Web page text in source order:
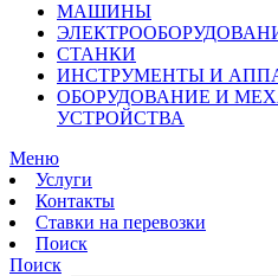
МАШИНЫ
СТАНКИ
ИНСТРУМЕНТЫ И
ОБОРУДОВАНИЕ И
УСТРОЙСТВА
Меню
Услуги
Контакты
Ставки на перевозки
Поиск
Поиск